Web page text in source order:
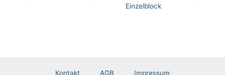
Einzelblock
Kontakt AGB
Impressum